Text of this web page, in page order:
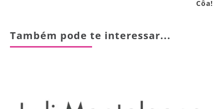
Côa!
Também pode te interessar...